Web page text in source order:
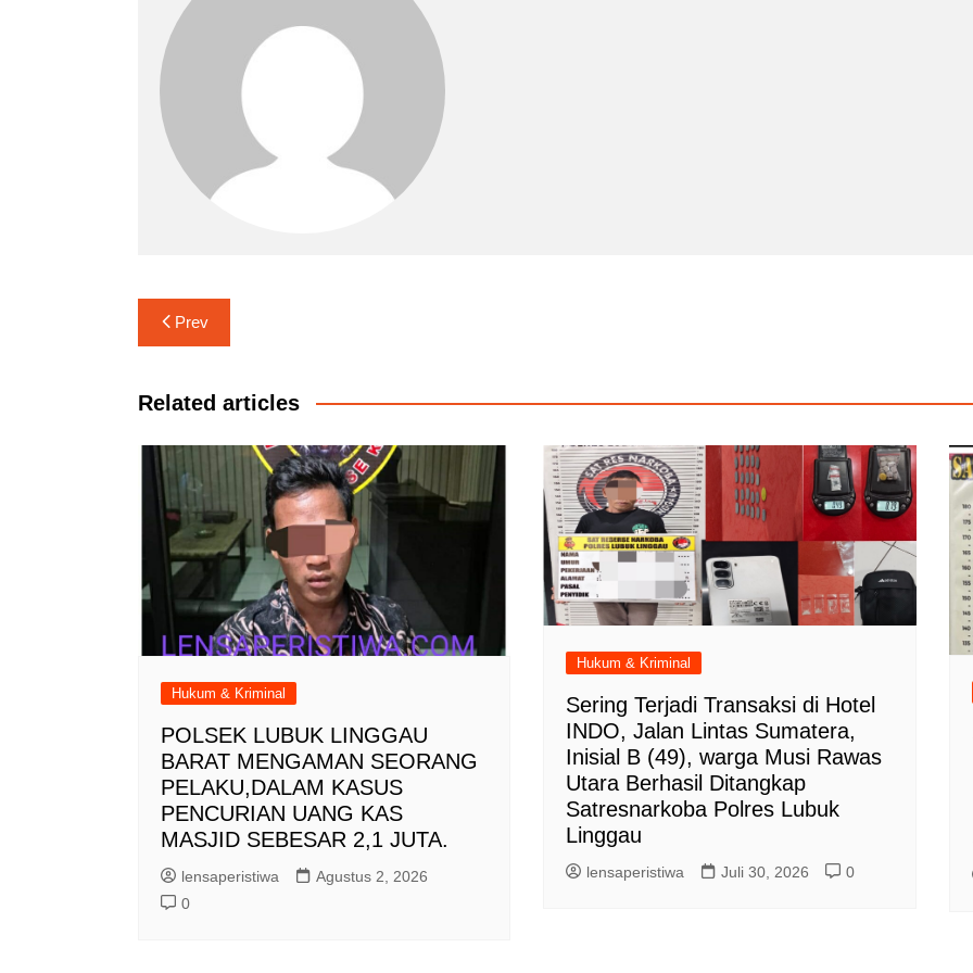
Navigasi
pos
Prev
Related articles
Hukum & Kriminal
POLSEK LUBUK LINGGAU
BARAT MENGAMAN SEORANG
PELAKU,DALAM KASUS
PENCURIAN UANG KAS
MASJID SEBESAR 2,1 JUTA.
lensaperistiwa
Agustus 2, 2026
0
Hukum & Kriminal
Sering Terjadi Transaksi di Hotel
INDO, Jalan Lintas Sumatera,
Inisial B (49), warga Musi Rawas
Utara Berhasil Ditangkap
Satresnarkoba Polres Lubuk
Linggau
lensaperistiwa Juli 30, 2026 0